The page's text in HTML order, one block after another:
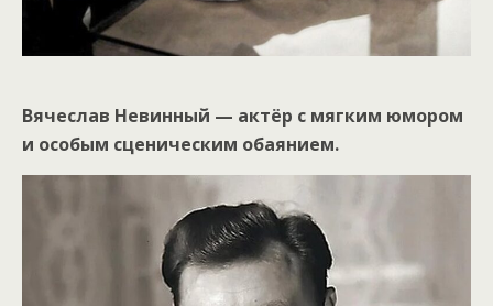
Вячеслав Невинный — актёр с мягким юмором
и особым сценическим обаянием.